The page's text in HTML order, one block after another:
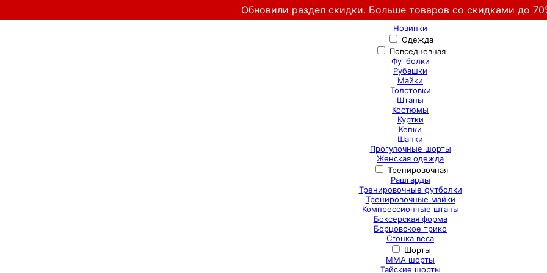
Обновили раздел скидки. Больше товаров со скидками до
Новинки
Одежда
Повседневная
Футболки
Рубашки
Майки
Толстовки
Штаны
Костюмы
Куртки
Кепки
Шапки
Прогулочные шорты
Женская одежда
Тренировочная
Рашгарды
Тренировочные футболки
Тренировочные майки
Компрессионные штаны
Боксерская форма
Борцовское трико
Сгонка веса
Шорты
ММА шорты
Тайские шорты